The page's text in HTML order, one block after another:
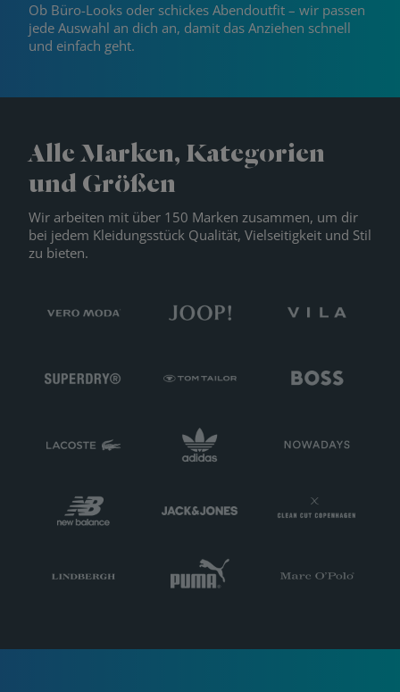
Ob Büro-Looks oder schickes Abendoutfit – wir passen
jede Auswahl an dich an, damit das Anziehen schnell
und einfach geht.
Alle Marken, Kategorien
und Größen
Wir arbeiten mit über 150 Marken zusammen, um dir
bei jedem Kleidungsstück Qualität, Vielseitigkeit und Stil
zu bieten.